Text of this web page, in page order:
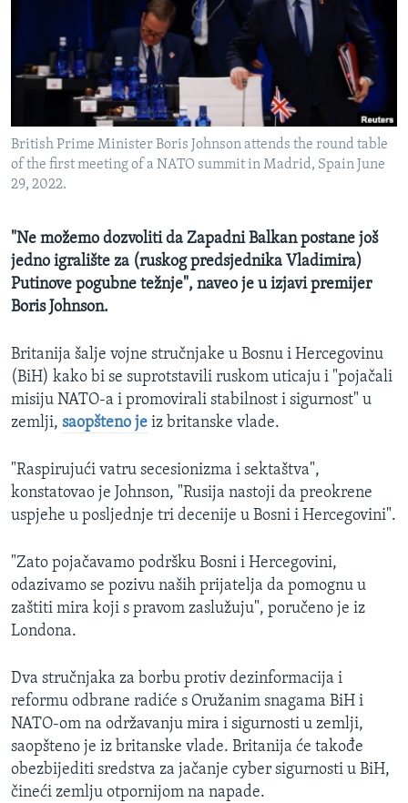
O GLASU AMERIKE
Learning English
PRATITE NAS
Jezici
British Prime Minister Boris Johnson attends the round table
of the first meeting of a NATO summit in Madrid, Spain June
29, 2022.
"Ne možemo dozvoliti da Zapadni Balkan postane još
jedno igralište za (ruskog predsjednika Vladimira)
Putinove pogubne težnje", naveo je u izjavi premijer
Boris Johnson.
Britanija šalje vojne stručnjake u Bosnu i Hercegovinu
(BiH) kako bi se suprotstavili ruskom uticaju i "pojačali
misiju NATO-a i promovirali stabilnost i sigurnost" u
zemlji, saopšteno je iz britanske vlade.
"Raspirujući vatru secesionizma i sektaštva",
konstatovao je Johnson, "Rusija nastoji da preokrene
uspjehe u posljednje tri decenije u Bosni i Hercegovini".
"Zato pojačavamo podršku Bosni i Hercegovini,
odazivamo se pozivu naših prijatelja da pomognu u
zaštiti mira koji s pravom zaslužuju", poručeno je iz
Londona.
Dva stručnjaka za borbu protiv dezinformacija i
reformu odbrane radiće s Oružanim snagama BiH i
NATO-om na održavanju mira i sigurnosti u zemlji,
saopšteno je iz britanske vlade. Britanija će takođe
obezbijediti sredstva za jačanje cyber sigurnosti u BiH,
čineći zemlju otpornijom na napade.